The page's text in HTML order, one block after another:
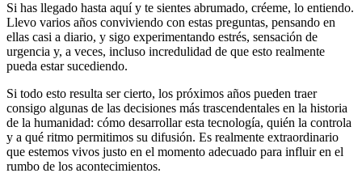
Si has llegado hasta aquí y te sientes abrumado, créeme, lo entiendo.
Llevo varios años conviviendo con estas preguntas, pensando en
ellas casi a diario, y sigo experimentando estrés, sensación de
urgencia y, a veces, incluso incredulidad de que esto realmente
pueda estar sucediendo.
Si todo esto resulta ser cierto, los próximos años pueden traer
consigo algunas de las decisiones más trascendentales en la historia
de la humanidad: cómo desarrollar esta tecnología, quién la controla
y a qué ritmo permitimos su difusión. Es realmente extraordinario
que estemos vivos justo en el momento adecuado para influir en el
rumbo de los acontecimientos.